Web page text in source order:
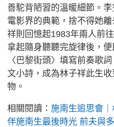
善駝背陋習的溫暖細節。
電影界的典範，捨不得她
祥則回憶起1983年兩人前
拿起隨身聽聽完旋律後，
〈巴黎街頭〉填寫前奏歌
文小詩，成為林子祥此生
物。
相關閱讀： 施南生追思會
伴施南生最後時光 前夫與